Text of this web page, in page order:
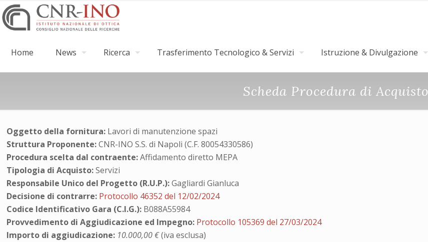
Home News Ricerca Trasferimento Tecnologico & Servizi Istruzione & Divulgazione
Scheda Procedura di Acquisto
Oggetto della fornitura: Lavori di manutenzione spazi
Struttura Proponente:CNR-INO S.S. di Napoli (C.F. 80054330586)
Procedura scelta dal contraente:Affidamento diretto MEPA
Tipologia di Acquisto:Servizi
Responsabile Unico del Progetto (R.U.P.):Gagliardi Gianluca
Decisione di contrarre: Protocollo 46352 del 12/02/2024
Codice Identificativo Gara (C.I.G.): B088A55984
Provvedimento di Aggiudicazione ed Impegno: Protocollo 105369 del 27/03/2024
Importo di aggiudicazione: 10.000,00 €(iva esclusa)